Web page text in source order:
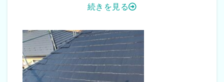
続きを見る